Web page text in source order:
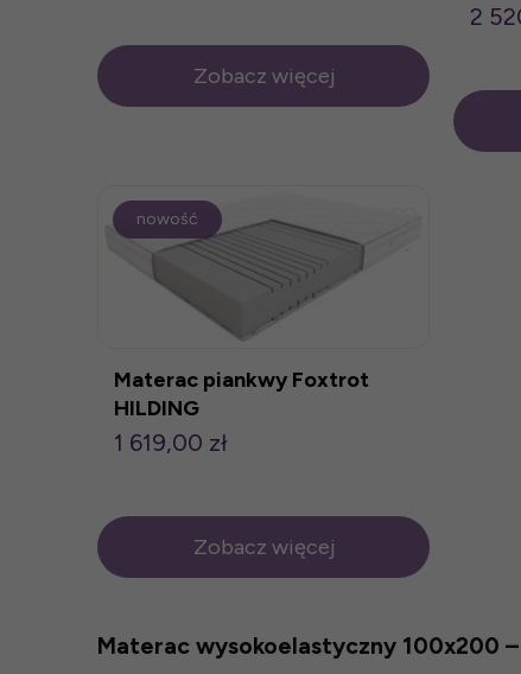
Zobacz więcej
2
Materac piankwy Foxtrot
HILDING
1 619,00 zł
Zobacz więcej
nowość
Materac wysokoelastyczny 100x200